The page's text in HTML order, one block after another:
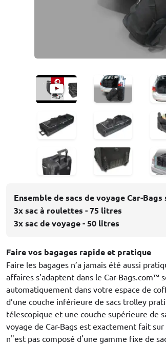
Ensemble de sacs de voyage Car-Bags
3x sac à roulettes - 75 litres
3x sac de voyage - 50 litres
Faire vos bagages rapide et pratique
Faire les bagages n’a jamais été aussi
affaires s’adaptent dans le Car-Bags.com™
automatiquement dans votre espace de
d’une couche inférieure de sacs trolley
télescopique et une couche supérieure de
voyage de Car-Bags est exactement fait
n"est pas composé d'une gamme fixe de